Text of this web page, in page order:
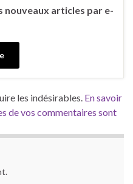
nouveaux articles par e-
les indésirables. En savoir
de vos commentaires sont